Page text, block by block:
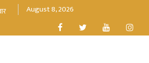
August 8, 2026